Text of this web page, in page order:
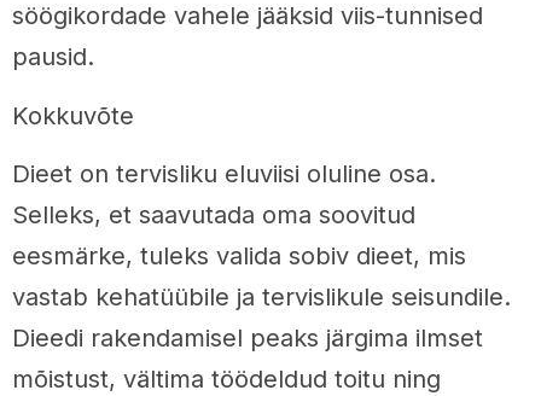
söögikordade vahele jääksid viis-tunnised
pausid.
Kokkuvõte
Dieet on tervisliku eluviisi oluline osa.
Selleks, et saavutada oma soovitud
eesmärke, tuleks valida sobiv dieet, mis
vastab kehatüübile ja tervislikule seisundile.
Dieedi rakendamisel peaks järgima ilmset
mõistust, vältima töödeldud toitu ning